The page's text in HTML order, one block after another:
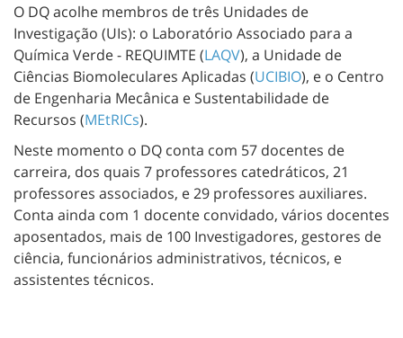
O DQ acolhe membros de três Unidades de
Investigação (UIs): o Laboratório Associado para a
Química Verde - REQUIMTE (LAQV), a Unidade de
Ciências Biomoleculares Aplicadas (UCIBIO), e o Centro
de Engenharia Mecânica e Sustentabilidade de
Recursos (MEtRICs).
Neste momento o DQ conta com 57 docentes de
carreira, dos quais 7 professores catedráticos, 21
professores associados, e 29 professores auxiliares.
Conta ainda com 1 docente convidado, vários docentes
aposentados, mais de 100 Investigadores, gestores de
ciência, funcionários administrativos, técnicos, e
assistentes técnicos.